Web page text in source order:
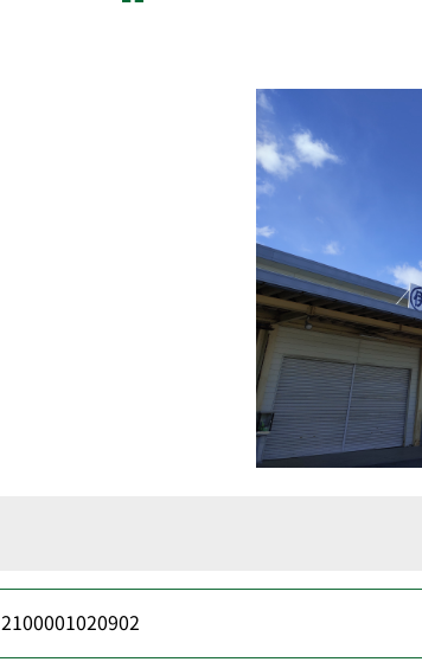
2100001020902